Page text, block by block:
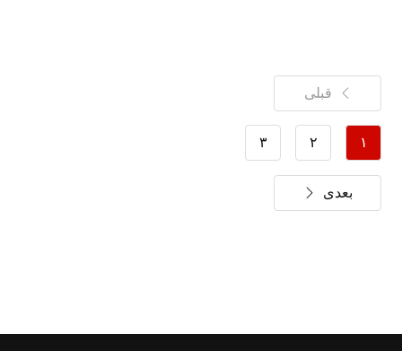
قبلی
۱ ۲ ۳
بعدی